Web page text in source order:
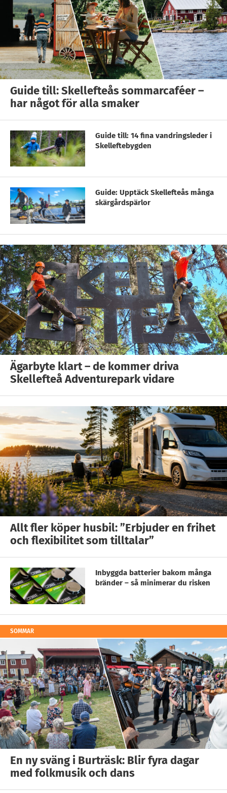
Guide till: Skellefteås sommarcaféer –
har något för alla smaker
Guide till: 14 fina vandringsleder i
Skelleftebygden
Guide: Upptäck Skellefteås många
skärgårdspärlor
Ägarbyte klart – de kommer driva
Skellefteå Adventurepark vidare
Allt fler köper husbil: ”Erbjuder en frihet
och flexibilitet som tilltalar”
Inbyggda batterier bakom många
bränder – så minimerar du risken
SOMMAR
En ny sväng i Burträsk: Blir fyra dagar
med folkmusik och dans